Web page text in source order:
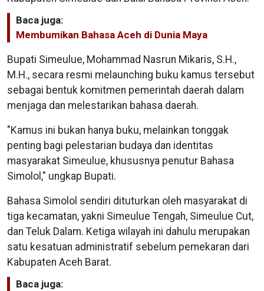
Baca juga:
Membumikan Bahasa Aceh di Dunia Maya
Bupati Simeulue, Mohammad Nasrun Mikaris, S.H.,
M.H., secara resmi melaunching buku kamus tersebut
sebagai bentuk komitmen pemerintah daerah dalam
menjaga dan melestarikan bahasa daerah.
"Kamus ini bukan hanya buku, melainkan tonggak
penting bagi pelestarian budaya dan identitas
masyarakat Simeulue, khususnya penutur Bahasa
Simolol," ungkap Bupati.
Bahasa Simolol sendiri dituturkan oleh masyarakat di
tiga kecamatan, yakni Simeulue Tengah, Simeulue Cut,
dan Teluk Dalam. Ketiga wilayah ini dahulu merupakan
satu kesatuan administratif sebelum pemekaran dari
Kabupaten Aceh Barat.
Baca juga: